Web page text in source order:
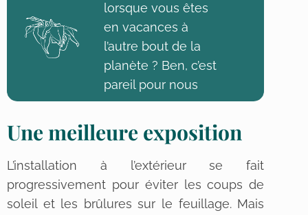
lorsque vous êtes
en vacances à
l’autre bout de la
planète ? Ben, c’est
pareil pour nous
Une meilleure exposition
L’installation à l’extérieur se fait
progressivement pour éviter les coups de
soleil et les brûlures sur le feuillage. Mais